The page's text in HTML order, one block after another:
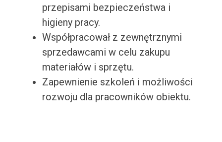
przepisami bezpieczeństwa i
higieny pracy.
Współpracował z zewnętrznymi
sprzedawcami w celu zakupu
materiałów i sprzętu.
Zapewnienie szkoleń i możliwości
rozwoju dla pracowników obiektu.